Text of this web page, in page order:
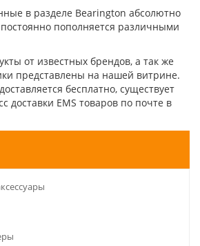
в разделе Bearington абсолютно
пополняется различными
от известных брендов, а так же
представлены на нашей витрине.
бесплатно, существует
доставки EMS товаров по почте в